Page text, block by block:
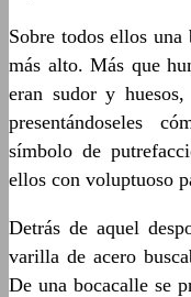
Sobre todos ellos
más alto. Más que
eran sudor y
presentándoseles
símbolo de
ellos con voluptuoso
Detrás de aquel
varilla de acero
De una bocacalle se